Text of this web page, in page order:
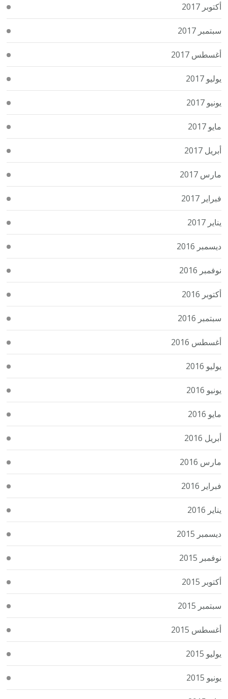
أكتوبر 2017
سبتمبر 2017
أغسطس 2017
يوليو 2017
يونيو 2017
مايو 2017
أبريل 2017
مارس 2017
فبراير 2017
يناير 2017
ديسمبر 2016
نوفمبر 2016
أكتوبر 2016
سبتمبر 2016
أغسطس 2016
يوليو 2016
يونيو 2016
مايو 2016
أبريل 2016
مارس 2016
فبراير 2016
يناير 2016
ديسمبر 2015
نوفمبر 2015
أكتوبر 2015
سبتمبر 2015
أغسطس 2015
يوليو 2015
يونيو 2015